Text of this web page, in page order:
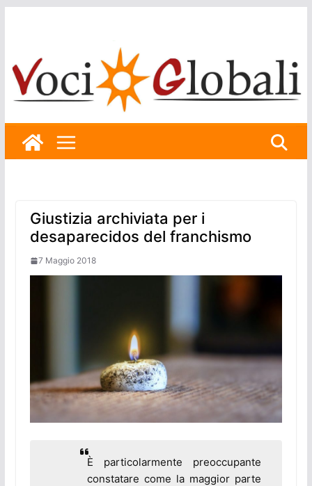
Giustizia archiviata per i
desaparecidos del franchismo
7 Maggio 2018
È particolarmente preoccupante
constatare come la maggior parte